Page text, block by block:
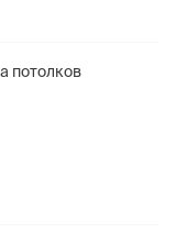
потолков